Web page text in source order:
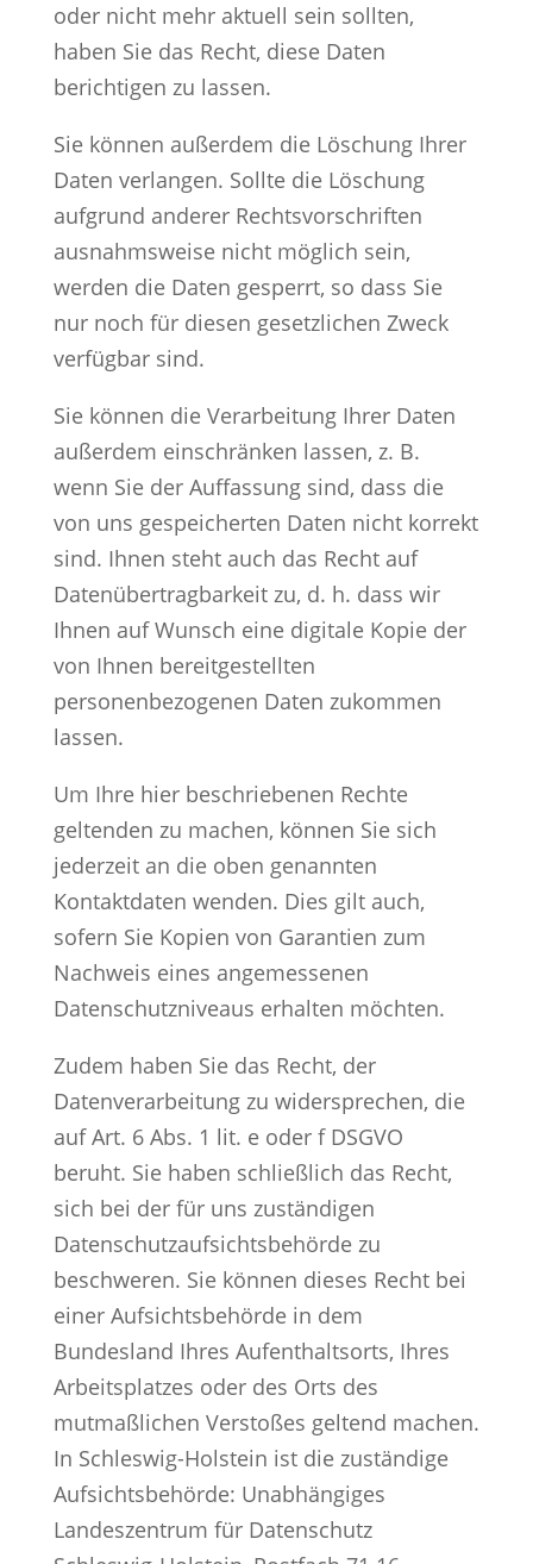
oder nicht mehr aktuell sein sollten,
haben Sie das Recht, diese Daten
berichtigen zu lassen.
Sie können außerdem die Löschung Ihrer
Daten verlangen. Sollte die Löschung
aufgrund anderer Rechtsvorschriften
ausnahmsweise nicht möglich sein,
werden die Daten gesperrt, so dass Sie
nur noch für diesen gesetzlichen Zweck
verfügbar sind.
Sie können die Verarbeitung Ihrer Daten
außerdem einschränken lassen, z. B.
wenn Sie der Auffassung sind, dass die
von uns gespeicherten Daten nicht korrekt
sind. Ihnen steht auch das Recht auf
Datenübertragbarkeit zu, d. h. dass wir
Ihnen auf Wunsch eine digitale Kopie der
von Ihnen bereitgestellten
personenbezogenen Daten zukommen
lassen.
Um Ihre hier beschriebenen Rechte
geltenden zu machen, können Sie sich
jederzeit an die oben genannten
Kontaktdaten wenden. Dies gilt auch,
sofern Sie Kopien von Garantien zum
Nachweis eines angemessenen
Datenschutzniveaus erhalten möchten.
Zudem haben Sie das Recht, der
Datenverarbeitung zu widersprechen, die
auf Art. 6 Abs. 1 lit. e oder f DSGVO
beruht. Sie haben schließlich das Recht,
sich bei der für uns zuständigen
Datenschutzaufsichtsbehörde zu
beschweren. Sie können dieses Recht bei
einer Aufsichtsbehörde in dem
Bundesland Ihres Aufenthaltsorts, Ihres
Arbeitsplatzes oder des Orts des
mutmaßlichen Verstoßes geltend machen.
In Schleswig-Holstein ist die zuständige
Aufsichtsbehörde: Unabhängiges
Landeszentrum für Datenschutz